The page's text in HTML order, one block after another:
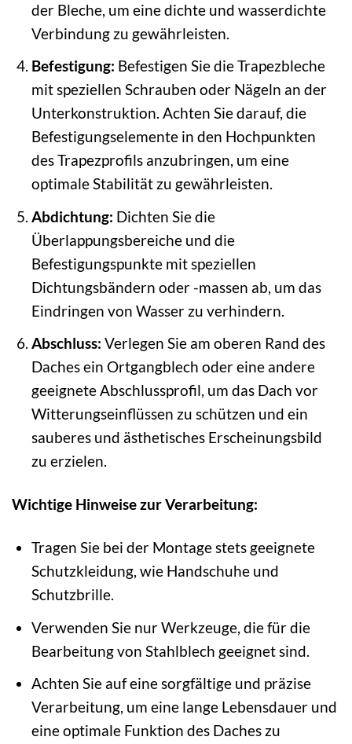
der Bleche, um eine dichte und wasserdichte
Verbindung zu gewährleisten.
Befestigung: Befestigen Sie die Trapezbleche
mit speziellen Schrauben oder Nägeln an der
Unterkonstruktion. Achten Sie darauf, die
Befestigungselemente in den Hochpunkten
des Trapezprofils anzubringen, um eine
optimale Stabilität zu gewährleisten.
Abdichtung: Dichten Sie die
Überlappungsbereiche und die
Befestigungspunkte mit speziellen
Dichtungsbändern oder -massen ab, um das
Eindringen von Wasser zu verhindern.
Abschluss: Verlegen Sie am oberen Rand des
Daches ein Ortgangblech oder eine andere
geeignete Abschlussprofil, um das Dach vor
Witterungseinflüssen zu schützen und ein
sauberes und ästhetisches Erscheinungsbild
zu erzielen.
Wichtige Hinweise zur Verarbeitung:
Tragen Sie bei der Montage stets geeignete
Schutzkleidung, wie Handschuhe und
Schutzbrille.
Verwenden Sie nur Werkzeuge, die für die
Bearbeitung von Stahlblech geeignet sind.
Achten Sie auf eine sorgfältige und präzise
Verarbeitung, um eine lange Lebensdauer und
eine optimale Funktion des Daches zu